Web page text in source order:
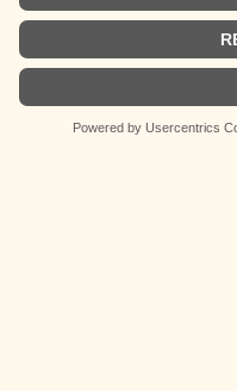
Plataforma
© 2026 Latina
reservados.